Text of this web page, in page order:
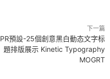
下一篇
PR預設-25個創意黑白動态文字标
題排版展示 Kinetic Typography
MOGRT